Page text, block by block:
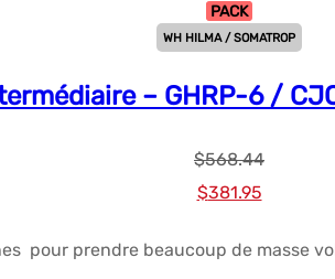
PACK
WH HILMA / SOMATROP
– GHRP-6 /
$568.44
Le
initial
$381.95Le
actuel
pour prendre beaucoup de masse